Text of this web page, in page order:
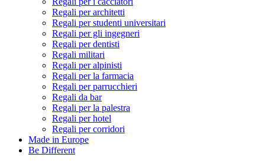
Regali per architetti
Regali per studenti universitari
Regali per gli ingegneri
Regali per dentisti
Regali militari
Regali per alpinisti
Regali per la farmacia
Regali per parrucchieri
Regali da bar
Regali per la palestra
Regali per hotel
Regali per corridori
Made in Europe
Be Different